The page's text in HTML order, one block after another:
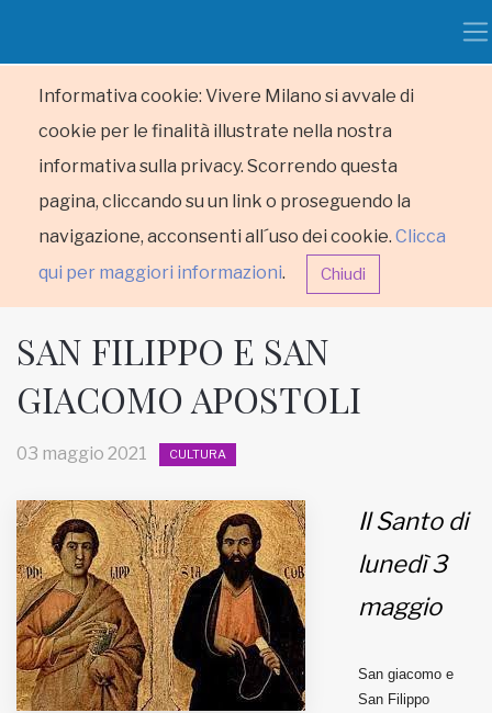
Informativa cookie: Vivere Milano si avvale di
cookie per le finalità illustrate nella nostra
informativa sulla privacy. Scorrendo questa
pagina, cliccando su un link o proseguendo la
navigazione, acconsenti all´uso dei cookie. Clicca
qui per maggiori informazioni. Chiudi
HOME
MUNICIPI
Inviateci le vostre segnalazioni
Iscriviti alla newsletter
SAN FILIPPO E SAN
GIACOMO APOSTOLI
03 maggio 2021 CULTURA
Il Santo di
lunedì 3
maggio
San giacomo e
San Filippo